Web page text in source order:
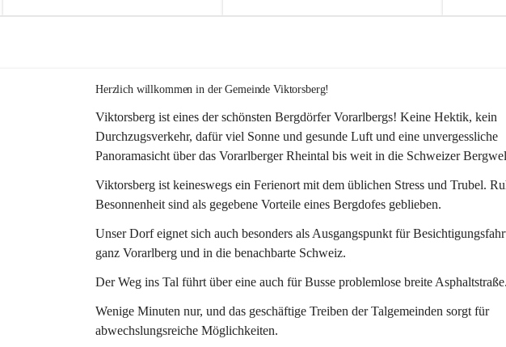
Herzlich willkommen in der Gemeinde Viktorsberg!
Viktorsberg ist eines der schönsten Bergdörfer Vorarlbergs! Keine Hektik, kein
Durchzugsverkehr, dafür viel Sonne und gesunde Luft und eine unvergessliche
Panoramasicht über das Vorarlberger Rheintal bis weit in die Schweizer
Viktorsberg ist keineswegs ein Ferienort mit dem üblichen Stress und Trubel.
Besonnenheit sind als gegebene Vorteile eines Bergdofes geblieben.
Unser Dorf eignet sich auch besonders als Ausgangspunkt für
ganz Vorarlberg und in die benachbarte Schweiz.
Der Weg ins Tal führt über eine auch für Busse problemlose breite
Wenige Minuten nur, und das geschäftige Treiben der Talgemeinden sorgt für
abwechslungsreiche Möglichkeiten.